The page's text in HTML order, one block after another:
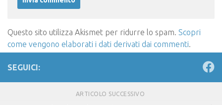
Questo sito utilizza Akismet per ridurre lo spam. Scopri
come vengono elaborati i dati derivati dai commenti.
SEGUICI:
ARTICOLO SUCCESSIVO